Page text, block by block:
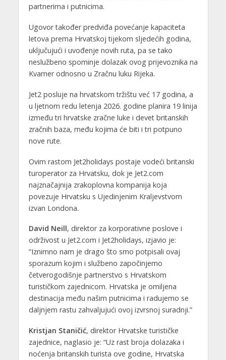
partnerima i putnicima.
Ugovor također predviđa povećanje kapaciteta
letova prema Hrvatskoj tijekom sljedećih godina,
uključujući i uvođenje novih ruta, pa se tako
neslužbeno spominje dolazak ovog prijevoznika na
Kvarner odnosno u Zračnu luku Rijeka.
Jet2 posluje na hrvatskom tržištu već 17 godina, a
u ljetnom redu letenja 2026. godine planira 19 linija
između tri hrvatske zračne luke i devet britanskih
zračnih baza, među kojima će biti i tri potpuno
nove rute.
Ovim rastom Jet2holidays postaje vodeći britanski
turoperator za Hrvatsku, dok je Jet2.com
najznačajnija zrakoplovna kompanija koja
povezuje Hrvatsku s Ujedinjenim Kraljevstvom
izvan Londona.
David Neill, direktor za korporativne poslove i
održivost u Jet2.com i Jet2holidays, izjavio je:
“Iznimno nam je drago što smo potpisali ovaj
sporazum kojim i službeno započinjemo
četverogodišnje partnerstvo s Hrvatskom
turističkom zajednicom. Hrvatska je omiljena
destinacija među našim putnicima i radujemo se
daljnjem rastu zahvaljujući ovoj izvrsnoj suradnji.”
Kristjan Staničić, direktor Hrvatske turističke
zajednice, naglasio je: “Uz rast broja dolazaka i
noćenja britanskih turista ove godine, Hrvatska